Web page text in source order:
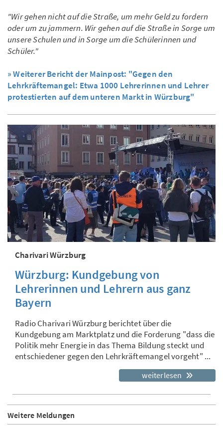
"Wir gehen nicht auf die Straße, um mehr Geld zu fordern
oder um zu jammern. Wir gehen auf die Straße in Sorge um
unsere Schulen und in Sorge um die Schülerinnen und
Schüler."
» Weiterer Bericht der Mainpost: "Gegen den
Lehrkräftemangel: Etwa 1000 Lehrerinnen und Lehrer
protestierten auf dem unteren Markt in Würzburg"
Charivari Würzburg
Würzburg: Kundgebung von
Lehrerinnen und Lehrern aus ganz
Bayern
Radio Charivari Würzburg berichtet über die
Kundgebung am Marktplatz und die Forderung "dass die
Politik mehr Energie in das Thema Bildung steckt und
entschiedener gegen den Lehrkräftemangel vorgeht" ...
weiterlesen
Weitere Meldungen